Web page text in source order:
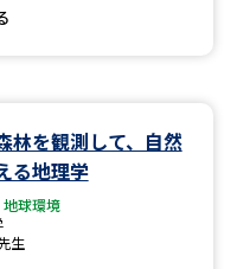
林を観測して、自然
る地理学
球環境
生